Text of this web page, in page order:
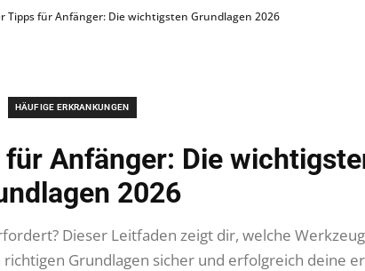
Tipps für Anfänger: Die wichtigsten Grundlagen 2026
HÄUFIGE ERKRANKUNGEN
Anfänger: Die
2026
Dieser Leitfaden zeigt dir, welche
Grundlagen sicher und erfolgreich deine